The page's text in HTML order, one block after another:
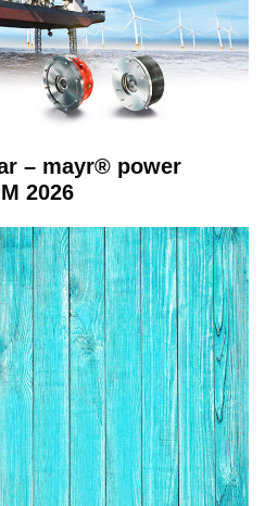
– mayr® power
2026